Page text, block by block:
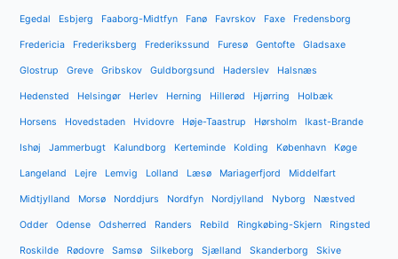
Egedal Esbjerg Faaborg-Midtfyn Fanø Favrskov Faxe Fredensborg
Fredericia Frederiksberg Frederikssund Furesø Gentofte Gladsaxe
Glostrup Greve Gribskov Guldborgsund Haderslev Halsnæs
Hedensted Helsingør Herlev Herning Hillerød Hjørring Holbæk
Horsens Hovedstaden Hvidovre Høje-Taastrup Hørsholm Ikast-Brande
Ishøj Jammerbugt Kalundborg Kerteminde Kolding København Køge
Langeland Lejre Lemvig Lolland Læsø Mariagerfjord Middelfart
Midtjylland Morsø Norddjurs Nordfyn Nordjylland Nyborg Næstved
Odder Odense Odsherred Randers Rebild Ringkøbing-Skjern Ringsted
Roskilde Rødovre Samsø Silkeborg Sjælland Skanderborg Skive